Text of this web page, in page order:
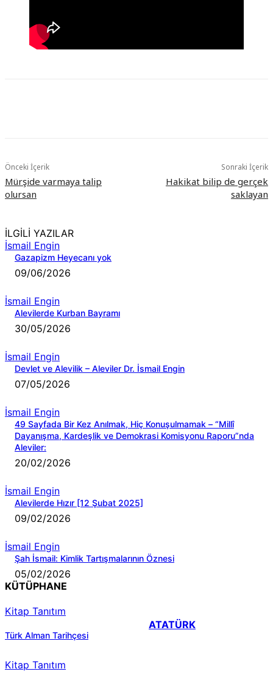
Önceki İçerik
Mürşide varmaya talip
olursan
Sonraki İçerik
Hakikat bilip de gerçek
saklayan
İLGİLİ YAZILAR
İsmail Engin
Gazapizm Heyecanı yok
09/06/2026
İsmail Engin
Alevilerde Kurban Bayramı
30/05/2026
İsmail Engin
Devlet ve Alevilik – Aleviler Dr. İsmail Engin
07/05/2026
İsmail Engin
49 Sayfada Bir Kez Anılmak, Hiç Konuşulmamak – “Millî
Dayanışma, Kardeşlik ve Demokrasi Komisyonu Raporu”nda
Aleviler:
20/02/2026
İsmail Engin
Alevilerde Hızır [12 Şubat 2025]
09/02/2026
İsmail Engin
Şah İsmail: Kimlik Tartışmalarının Öznesi
05/02/2026
KÜTÜPHANE
Kitap Tanıtım
Türk Alman Tarihçesi
Kitap Tanıtım
ATATÜRK